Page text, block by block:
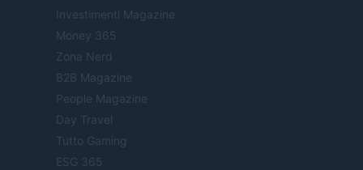
Investimenti Magazine
Money 365
Zona Nerd
B2B Magazine
People Magazine
Day Travel
Tutto Gaming
ESG 365